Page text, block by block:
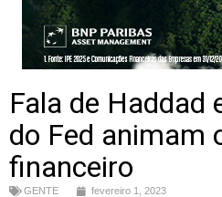
Fala de Haddad
do Fed animam
financeiro
GENTE fevereiro 1, 2023